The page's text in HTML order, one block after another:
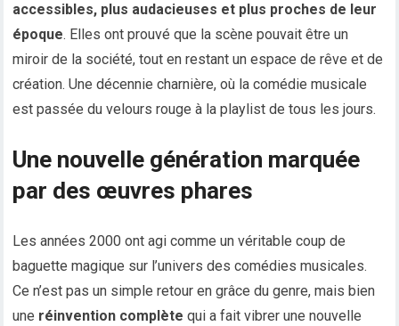
accessibles, plus audacieuses et plus proches de leur
époque. Elles ont prouvé que la scène pouvait être un
miroir de la société, tout en restant un espace de rêve et de
création. Une décennie charnière, où la comédie musicale
est passée du velours rouge à la playlist de tous les jours.
Une nouvelle génération marquée
par des œuvres phares
Les années 2000 ont agi comme un véritable coup de
baguette magique sur l’univers des comédies musicales.
Ce n’est pas un simple retour en grâce du genre, mais bien
une réinvention complète qui a fait vibrer une nouvelle